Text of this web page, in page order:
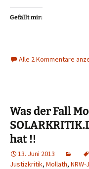
Gefällt mir:
Alle 2 Kommentare
Was der Fall
hat !!
13. Juni 2013
Justizkritik, Mollath,